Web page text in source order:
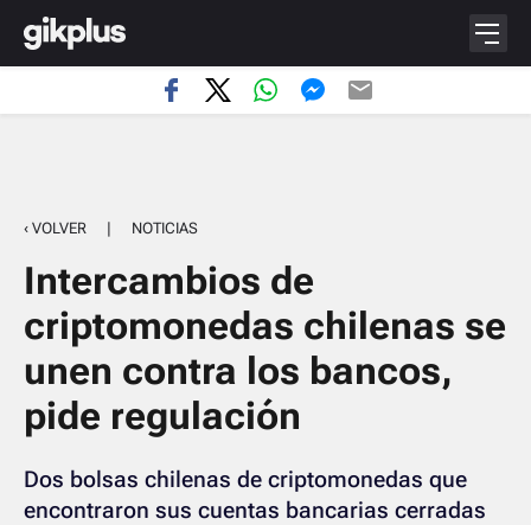
‹ VOLVER | NOTICIAS
Intercambios de
criptomonedas chilenas se
unen contra los bancos,
pide regulación
Dos bolsas chilenas de criptomonedas que
encontraron sus cuentas bancarias cerradas